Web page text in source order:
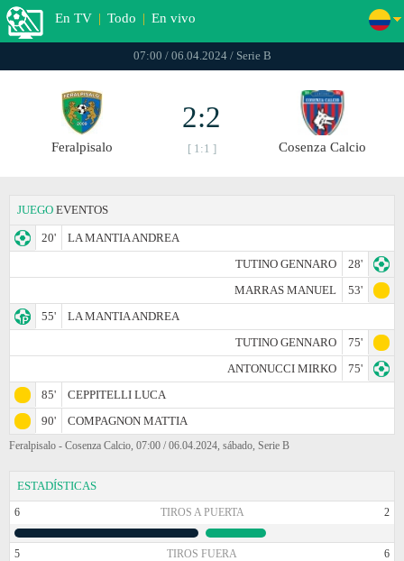
En TV | Todo | En vivo
07:00 / 06.04.2024 / Serie B
Feralpisalo
2:2
[ 1:1 ] Cosenza Calcio
JUEGO EVENTOS
20'
LA MANTIA ANDREA
TUTINO GENNARO
28'
MARRAS MANUEL
53'
55'
LA MANTIA ANDREA
TUTINO GENNARO
75'
ANTONUCCI MIRKO
75'
85'
CEPPITELLI LUCA
90'
COMPAGNON MATTIA
Feralpisalo - Cosenza Calcio, 07:00 / 06.04.2024, sábado, Serie B
ESTADÍSTICAS
6 TIROS A PUERTA 2
5 TIROS FUERA 6